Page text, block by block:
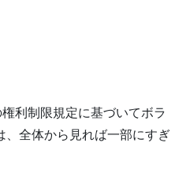
利制限規定に基づいてボラ
、全体から見れば一部にすぎ